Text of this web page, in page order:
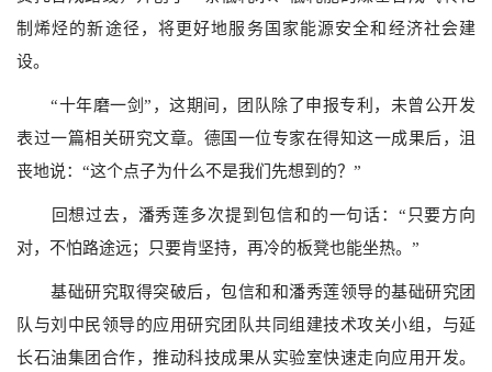
制烯烃的新途径，将更好地服务国家能源安全和经济社会建
设。
“十年磨一剑”，这期间，团队除了申报专利，未曾公开发
表过一篇相关研究文章。德国一位专家在得知这一成果后，沮
丧地说：“这个点子为什么不是我们先想到的？”
回想过去，潘秀莲多次提到包信和的一句话：“只要方向
对，不怕路途远；只要肯坚持，再冷的板凳也能坐热。”
基础研究取得突破后，包信和和潘秀莲领导的基础研究团
队与刘中民领导的应用研究团队共同组建技术攻关小组，与延
长石油集团合作，推动科技成果从实验室快速走向应用开发。